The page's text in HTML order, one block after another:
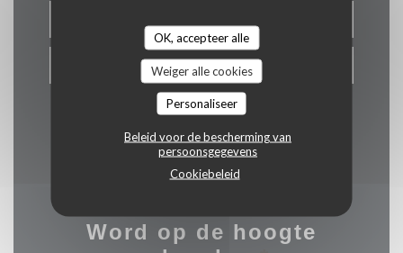
OK, accepteer alle
Weiger alle cookies
Personaliseer
Beleid voor de bescherming van
persoonsgegevens
Cookiebeleid
PRIVATISERING
Word op de hoogte